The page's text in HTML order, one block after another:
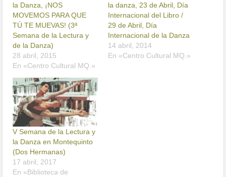
la Danza, ¡NOS
MOVEMOS PARA QUE
TÚ TE MUEVAS! (3ª
Semana de la Lectura y
de la Danza)
28 abril, 2015
En «Centro Cultural MQ.»
la danza, 23 de Abril, Día
Internacional del Libro /
29 de Abril, Día
Internacional de la Danza
14 abril, 2014
En «Centro Cultural MQ.»
V Semana de la Lectura y
la Danza en Montequinto
(Dos Hermanas)
17 abril, 2017
En «Biblioteca de